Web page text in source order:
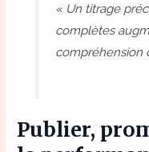
« Un titrage
complètes
compréhension
Publier,